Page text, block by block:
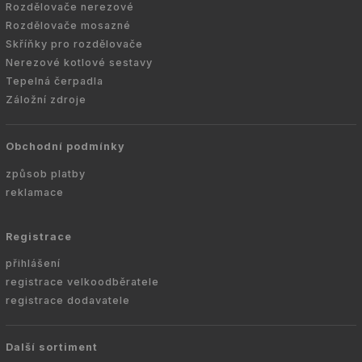
Rozdělovače nerezové
Rozdělovače mosazné
Skříňky pro rozdělovače
Nerezové kotlové sestavy
Tepelná čerpadla
Záložní zdroje
Obchodní podmínky
způsob platby
reklamace
Registrace
přihlášení
registrace velkoodběratele
registrace dodavatele
Další sortiment